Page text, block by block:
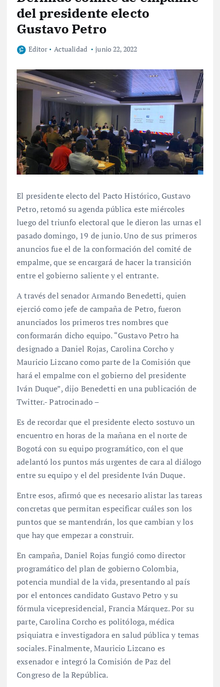
del presidente electo
Gustavo Petro
Editor Actualidad junio 22, 2022
El presidente electo del Pacto Histórico, Gustavo
Petro, retomó su agenda pública este miércoles
luego del triunfo electoral que le dieron las urnas el
pasado domingo, 19 de junio. Uno de sus primeros
anuncios fue el de la conformación del comité de
empalme, que se encargará de hacer la transición
entre el gobierno saliente y el entrante.
A través del senador Armando Benedetti, quien
ejerció como jefe de campaña de Petro, fueron
anunciados los primeros tres nombres que
conformarán dicho equipo. “Gustavo Petro ha
designado a Daniel Rojas, Carolina Corcho y
Mauricio Lizcano como parte de la Comisión que
hará el empalme con el gobierno del presidente
Iván Duque”, dijo Benedetti en una publicación de
Twitter.- Patrocinado –
Es de recordar que el presidente electo sostuvo un
encuentro en horas de la mañana en el norte de
Bogotá con su equipo programático, con el que
adelantó los puntos más urgentes de cara al diálogo
entre su equipo y el del presidente Iván Duque.
Entre esos, afirmó que es necesario alistar las tareas
concretas que permitan especificar cuáles son los
puntos que se mantendrán, los que cambian y los
que hay que empezar a construir.
En campaña, Daniel Rojas fungió como director
programático del plan de gobierno Colombia,
potencia mundial de la vida, presentando al país
por el entonces candidato Gustavo Petro y su
fórmula vicepresidencial, Francia Márquez. Por su
parte, Carolina Corcho es politóloga, médica
psiquiatra e investigadora en salud pública y temas
sociales. Finalmente, Mauricio Lizcano es
exsenador e integró la Comisión de Paz del
Congreso de la República.